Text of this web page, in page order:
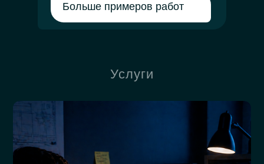
Больше примеров работ
Услуги